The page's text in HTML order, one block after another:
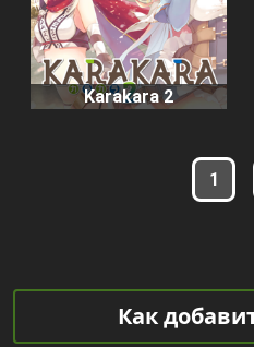
Karakara 2
1
Как